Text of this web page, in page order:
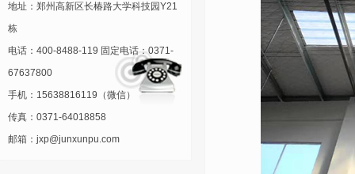
地址：郑州高新区长椿路大学科技园Y21
栋
电话：400-8488-119 固定电话：0371-
67637800
手机：15638816119（微信）
传真：0371-64018858
邮箱：jxp@junxunpu.com